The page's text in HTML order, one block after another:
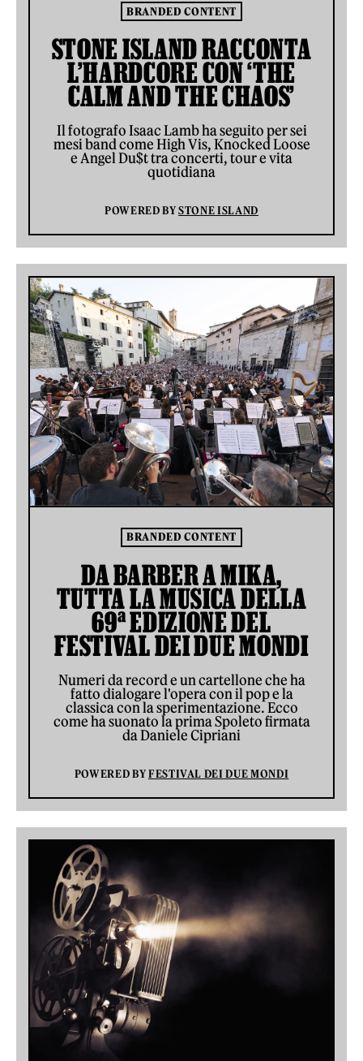
BRANDED CONTENT
STONE ISLAND RACCONTA
L’HARDCORE CON ‘THE
CALM AND THE CHAOS’
Il fotografo Isaac Lamb ha seguito per sei
mesi band come High Vis, Knocked Loose
e Angel Du$t tra concerti, tour e vita
quotidiana
POWERED BYSTONE ISLAND
BRANDED CONTENT
DA BARBER A MIKA,
TUTTA LA MUSICA DELLA
69ª EDIZIONE DEL
FESTIVAL DEI DUE MONDI
Numeri da record e un cartellone che ha
fatto dialogare l'opera con il pop e la
classica con la sperimentazione. Ecco
come ha suonato la prima Spoleto firmata
da Daniele Cipriani
POWERED BYFESTIVAL DEI DUE MONDI